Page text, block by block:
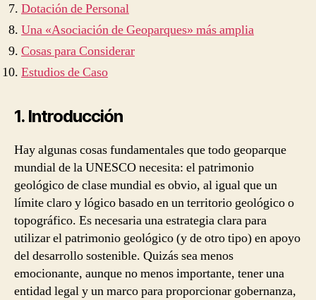
Dotación de Personal
Una «Asociación de Geoparques» más amplia
Cosas para Considerar
Estudios de Caso
1. Introducción
Hay algunas cosas fundamentales que todo geoparque
mundial de la UNESCO necesita: el patrimonio
geológico de clase mundial es obvio, al igual que un
límite claro y lógico basado en un territorio geológico o
topográfico. Es necesaria una estrategia clara para
utilizar el patrimonio geológico (y de otro tipo) en apoyo
del desarrollo sostenible. Quizás sea menos
emocionante, aunque no menos importante, tener una
entidad legal y un marco para proporcionar gobernanza,